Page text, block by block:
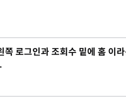
로그인과 조회수 밑에 홈 이